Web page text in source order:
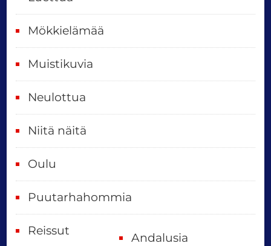
ä
t
Mökkielämää
Muistikuvia
Neulottua
Niitä näitä
Oulu
Puutarhahommia
Reissut
Andalusia